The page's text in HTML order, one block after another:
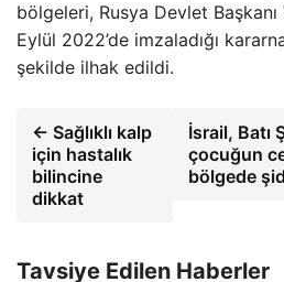
bölgeleri, Rusya Devlet
Eylül 2022’de imzaladığı
şekilde ilhak edildi.
← Sağlıklı kalp
için hastalık
bilincine
dikkat
İsrail, Batı
çocuğun
bölgede
Tavsiye Edilen Haberler